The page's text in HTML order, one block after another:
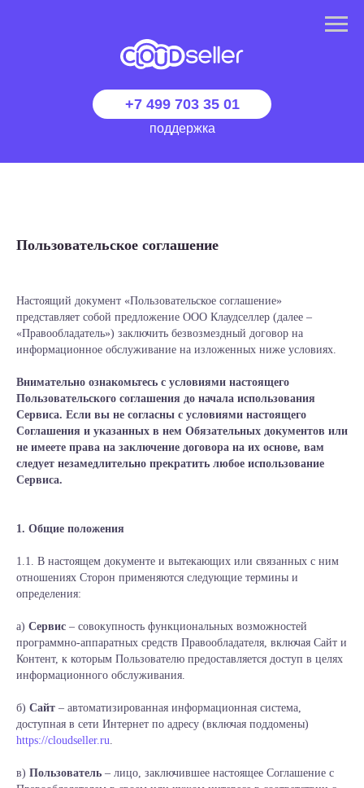
+7 499 703 35 01
поддержка
Пользовательское соглашение
Настоящий документ «Пользовательское соглашение»
представляет собой предложение ООО Клаудселлер (далее –
«Правообладатель») заключить безвозмездный договор на
информационное обслуживание на изложенных ниже условиях.
Внимательно ознакомьтесь с условиями настоящего
Пользовательского соглашения до начала использования
Сервиса. Если вы не согласны с условиями настоящего
Соглашения и указанных в нем Обязательных документов или
не имеете права на заключение договора на их основе, вам
следует незамедлительно прекратить любое использование
Сервиса.
1. Общие положения
1.1. В настоящем документе и вытекающих или связанных с ним
отношениях Сторон применяются следующие термины и
определения:
а) Сервис – совокупность функциональных возможностей
программно-аппаратных средств Правообладателя, включая Сайт и
Контент, к которым Пользователю предоставляется доступ в целях
информационного обслуживания.
б) Сайт – автоматизированная информационная система,
доступная в сети Интернет по адресу (включая поддомены)
https://cloudseller.ru.
в) Пользователь – лицо, заключившее настоящее Соглашение с